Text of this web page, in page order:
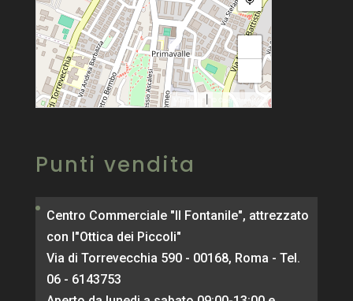
© OpenStreetMap
Punti vendita
Centro Commerciale "Il Fontanile", attrezzato
con l"Ottica dei Piccoli"
Via di Torrevecchia 590 - 00168, Roma - Tel.
06 - 6143753